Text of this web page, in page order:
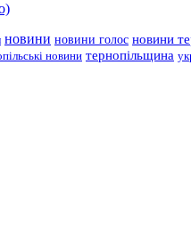
новини новини голос новини
новини тернопільщина